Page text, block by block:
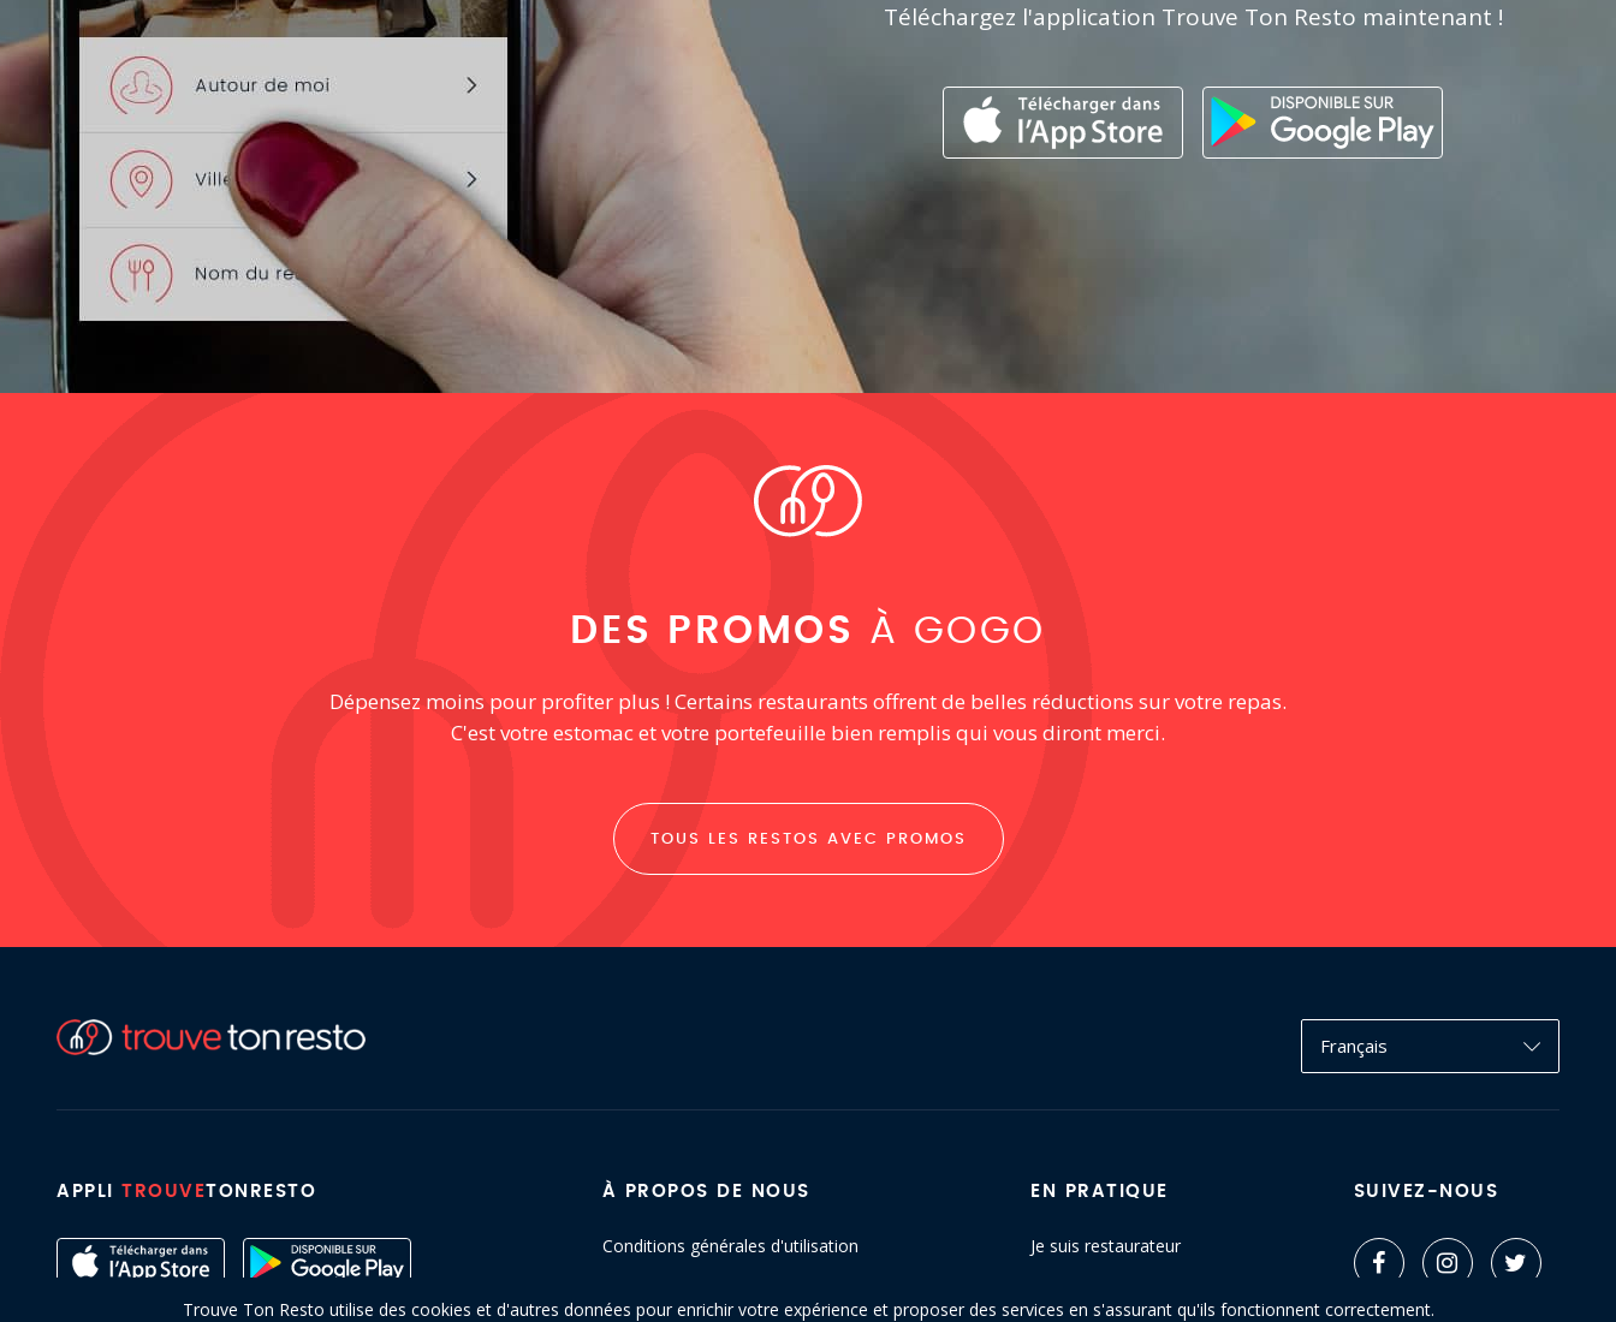
Téléchargez l'application Trouve Ton Resto maintenant !
DES PROMOS À GOGO
Dépensez moins pour profiter plus ! Certains restaurants offrent de belles réductions sur votre repas.
C'est votre estomac et votre portefeuille bien remplis qui vous diront merci.
TOUS LES RESTOS AVEC PROMOS
Trouve Ton Resto utilise des cookies et d'autres données pour enrichir votre expérience et proposer des services en s'assurant qu'ils fonctionnent correctement.
Français
APPLI TROUVETONRESTO À PROPOS DE NOUS
Conditions générales d'utilisation
EN PRATIQUE
Je suis restaurateur
SUIVEZ-NOUS